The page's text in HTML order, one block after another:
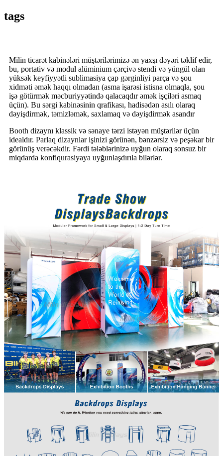
tags
Milin ticarət kabinələri müştərilərimizə ən yaxşı dəyəri təklif edir,
bu, portativ və modul alüminium çərçivə stendi və yüngül olan
yüksək keyfiyyətli sublimasiya çap gərginliyi parça və şou
xidməti əmək haqqı olmadan (asma işarəsi istisna olmaqla, şou
işə götürmək məcburiyyətində qalacaqdır əmək işçiləri asmaq
üçün). Bu sərgi kabinəsinin qrafikası, hadisədən asılı olaraq
dəyişdirmək, təmizləmək, saxlamaq və dəyişdirmək asandır
Booth dizaynı klassik və sənaye tərzi istəyən müştərilər üçün
idealdır. Parlaq dizaynlar işinizi görünən, bənzərsiz və peşəkar bir
görünüş verəcəkdir. Fərdi tələblərinizə uyğun olaraq sonsuz bir
miqdarda konfiqurasiyaya uyğunlaşdırıla bilərlər.